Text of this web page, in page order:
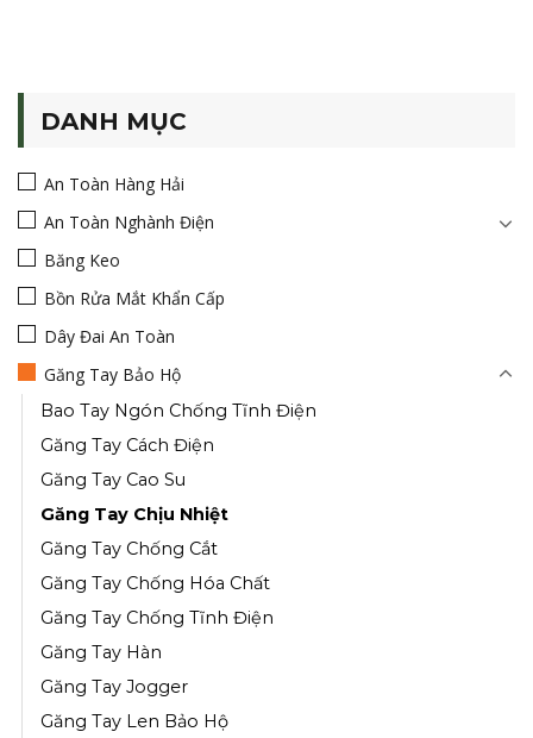
DANH MỤC
An Toàn Hàng Hải
An Toàn Nghành Điện
Băng Keo
Bồn Rửa Mắt Khẩn Cấp
Dây Đai An Toàn
Găng Tay Bảo Hộ
Bao Tay Ngón Chống Tĩnh Điện
Găng Tay Cách Điện
Găng Tay Cao Su
Găng Tay Chịu Nhiệt
Găng Tay Chống Cắt
Găng Tay Chống Hóa Chất
Găng Tay Chống Tĩnh Điện
Găng Tay Hàn
Găng Tay Jogger
Găng Tay Len Bảo Hộ